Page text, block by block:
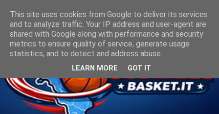
This site uses cookies from Google to deliver its services
and to analyze traffic. Your IP address and user-agent are
shared with Google along with performance and security
metrics to ensure quality of service, generate usage
statistics, and to detect and address abuse.
LEARN MORE GOT IT